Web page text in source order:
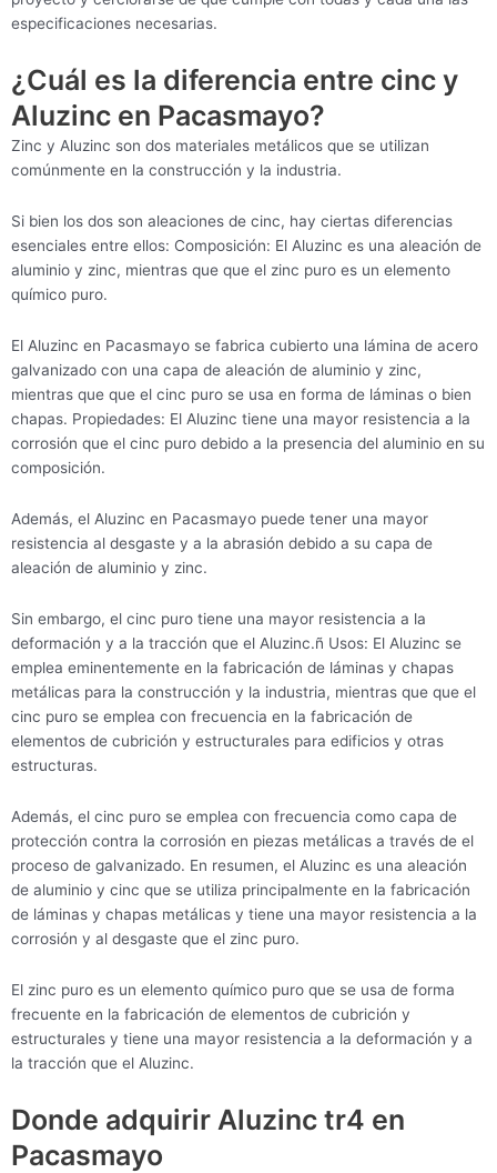
especificaciones necesarias.
¿Cuál es la diferencia entre cinc y
Aluzinc en Pacasmayo?
Zinc y Aluzinc son dos materiales metálicos que se utilizan
comúnmente en la construcción y la industria.
Si bien los dos son aleaciones de cinc, hay ciertas diferencias
esenciales entre ellos: Composición: El Aluzinc es una aleación de
aluminio y zinc, mientras que que el zinc puro es un elemento
químico puro.
El Aluzinc en Pacasmayo se fabrica cubierto una lámina de acero
galvanizado con una capa de aleación de aluminio y zinc,
mientras que que el cinc puro se usa en forma de láminas o bien
chapas. Propiedades: El Aluzinc tiene una mayor resistencia a la
corrosión que el cinc puro debido a la presencia del aluminio en su
composición.
Además, el Aluzinc en Pacasmayo puede tener una mayor
resistencia al desgaste y a la abrasión debido a su capa de
aleación de aluminio y zinc.
Sin embargo, el cinc puro tiene una mayor resistencia a la
deformación y a la tracción que el Aluzinc.ñ Usos: El Aluzinc se
emplea eminentemente en la fabricación de láminas y chapas
metálicas para la construcción y la industria, mientras que que el
cinc puro se emplea con frecuencia en la fabricación de
elementos de cubrición y estructurales para edificios y otras
estructuras.
Además, el cinc puro se emplea con frecuencia como capa de
protección contra la corrosión en piezas metálicas a través de el
proceso de galvanizado. En resumen, el Aluzinc es una aleación
de aluminio y cinc que se utiliza principalmente en la fabricación
de láminas y chapas metálicas y tiene una mayor resistencia a la
corrosión y al desgaste que el zinc puro.
El zinc puro es un elemento químico puro que se usa de forma
frecuente en la fabricación de elementos de cubrición y
estructurales y tiene una mayor resistencia a la deformación y a
la tracción que el Aluzinc.
Donde adquirir Aluzinc tr4 en
Pacasmayo